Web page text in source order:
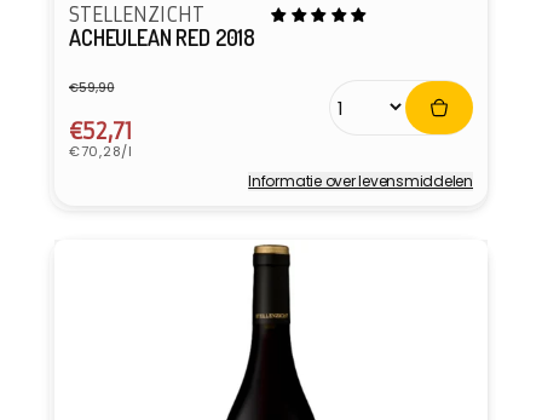
STELLENZICHT
ACHEULEAN RED 2018
Normale
prijs
€59,90
Aanbiedingsprijs
€52,71
Eenheidsprijs
€70,28/l
Informatie over levensmiddelen